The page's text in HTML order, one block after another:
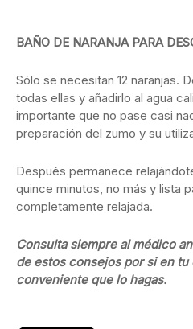
BAÑO DE NARANJA PARA
Sólo se necesitan 12 naranjas.
todas ellas y añadirlo al agua
importante que no pase casi
preparación del zumo y su
Después permanece
quince minutos, no más y lista
completamente relajada.
Consulta siempre al médico
de estos consejos por si en
conveniente que lo hagas.